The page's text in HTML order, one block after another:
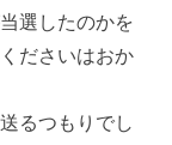
選したのかを
ださいはおか
るつもりでし